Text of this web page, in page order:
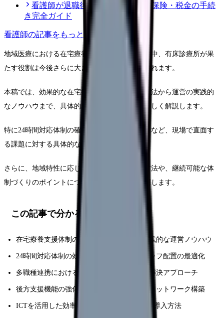
看護師が退職後にやるべき年金・保険・税金の手続
き完全ガイド
看護師の記事をもっと見る
地域医療における在宅療養支援の重要性が増す中、有床診療所が果
たす役割は今後さらに大きくなることが予想されます。
本稿では、効果的な在宅療養支援体制の構築方法から運営の実践的
なノウハウまで、具体的な事例を交えながら詳しく解説します。
特に24時間対応体制の確立や多職種連携の推進など、現場で直面す
る課題に対する具体的な解決策を提示します。
さらに、地域特性に応じた運営モデルの選択方法や、継続可能な体
制づくりのポイントについても踏み込んで説明します。
この記事で分かること
在宅療養支援体制の具体的な構築手順と実践的な運営ノウハウ
24時間対応体制の効率的な運営方法とスタッフ配置の最適化
多職種連携における成功のポイントと課題解決アプローチ
後方支援機能の強化策と地域医療機関とのネットワーク構築
ICTを活用した効率的な情報共有システムの導入方法